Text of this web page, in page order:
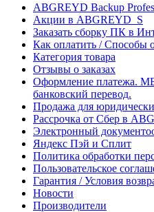
ABGREYD Backup
Акции в ABGREYD_S
Заказать сборку ПК в
Как оплатить / Способы
Категория товара
Отзывы о заказах
Оформление платежа.
банковский перевод.
Продажа для
Рассрочка от Сбер в
Электронный
Яндекс Пэй и Сплит
Политика обработки
Пользовательское
Гарантия / Условия
Новости
Производители